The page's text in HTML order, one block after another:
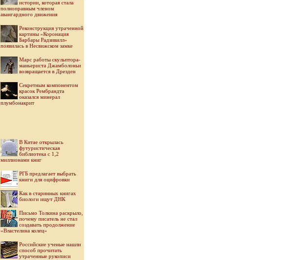
истории, которая стала
полноправным членом
авангардного движения
Реконструкция утраченной
картины «Коронация
Барбары Радзивилл»
появилась в Несвижском замке
Марс работы скульптора-
маньериста Джамболоньи
возвращается в Дрезден
Секретным компонентом
красок Рембрандта
оказался минерал
плумбонакрит
В Китае открылась
футуристическая
библиотека с 1,2
миллионами книг
РГБ предлагает выбрать
книги для оцифровки
Как в старинных книгах
биологи ищут ДНК
Письмо Толкина раскрыло,
почему писатель не стал
создавать продолжение
«Властелина колец»
Российские ученые нашли
способ прочитать
утраченные рукописи